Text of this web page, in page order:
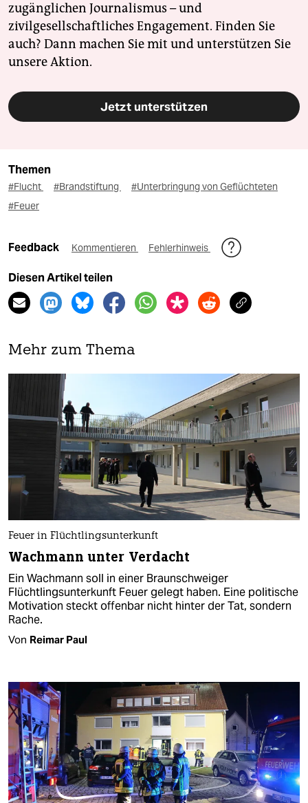
zugänglichen Journalismus – und
zivilgesellschaftliches Engagement. Finden Sie
auch? Dann machen Sie mit und unterstützen Sie
unsere Aktion.
Jetzt unterstützen
Themen
#Flucht #Brandstiftung
#Unterbringung von Geflüchteten
#Feuer
Feedback Kommentieren Fehlerhinweis
Diesen Artikel teilen
Mehr zum Thema
Feuer in Flüchtlingsunterkunft
Wachmann unter Verdacht
Ein Wachmann soll in einer Braunschweiger
Flüchtlingsunterkunft Feuer gelegt haben. Eine politische
Motivation steckt offenbar nicht hinter der Tat, sondern
Rache.
Von Reimar Paul